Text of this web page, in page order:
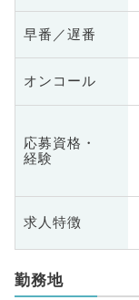
早番／遅番
オンコール
応募資格・
経験
求人特徴
勤務地